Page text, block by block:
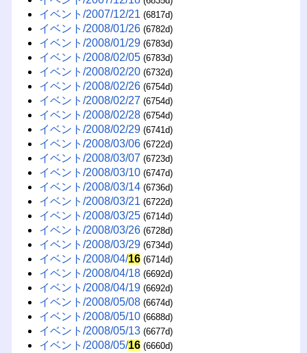
イベント/2007/12/21 (6817d)
イベント/2008/01/26 (6782d)
イベント/2008/01/29 (6783d)
イベント/2008/02/05 (6783d)
イベント/2008/02/20 (6732d)
イベント/2008/02/26 (6754d)
イベント/2008/02/27 (6754d)
イベント/2008/02/28 (6754d)
イベント/2008/02/29 (6741d)
イベント/2008/03/06 (6722d)
イベント/2008/03/07 (6723d)
イベント/2008/03/10 (6747d)
イベント/2008/03/14 (6736d)
イベント/2008/03/21 (6722d)
イベント/2008/03/25 (6714d)
イベント/2008/03/26 (6728d)
イベント/2008/03/29 (6734d)
イベント/2008/04/16 (6714d)
イベント/2008/04/18 (6692d)
イベント/2008/04/19 (6692d)
イベント/2008/05/08 (6674d)
イベント/2008/05/10 (6688d)
イベント/2008/05/13 (6677d)
イベント/2008/05/16 (6660d)